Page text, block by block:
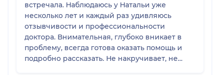
встречала. Наблюдаюсь у Натальи уже
несколько лет и каждый раз удивляюсь
отзывчивости и профессиональности
доктора. Внимательная, глубоко вникает в
проблему, всегда готова оказать помощь и
подробно рассказать. Не накручивает, не